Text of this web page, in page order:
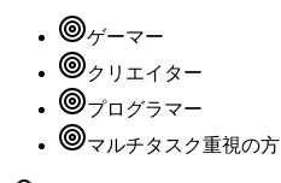
ゲーマー
クリエイター
プログラマー
マルチタスク重視の方